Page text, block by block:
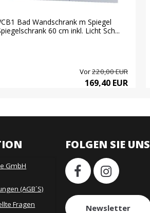
Bad Wandschrank m Spiegel
60 cm inkl. Licht Sch...
Vor220,00 EUR
169,40 EUR
GmbH
(AGB´S)
Fragen
FOLGEN SIE UNS
Newsletter